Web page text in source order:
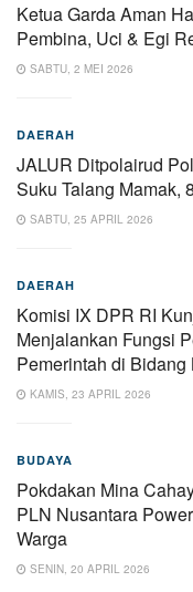
Ketua Garda Aman
Pembina, Uci & Egi
SABTU, 2 MEI 2026
DAERAH
JALUR Ditpolairud
Suku Talang Mamak,
SABTU, 25 APRIL 2026
DAERAH
Komisi IX DPR RI
Menjalankan Fungsi
Pemerintah di Bidang
KAMIS, 23 APRIL 2026
BUDAYA
Pokdakan Mina
PLN Nusantara
Warga
SENIN, 20 APRIL 2026